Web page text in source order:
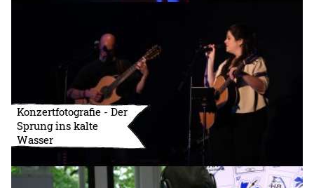
Konzertfotografie - Der
Sprung ins kalte
Wasser